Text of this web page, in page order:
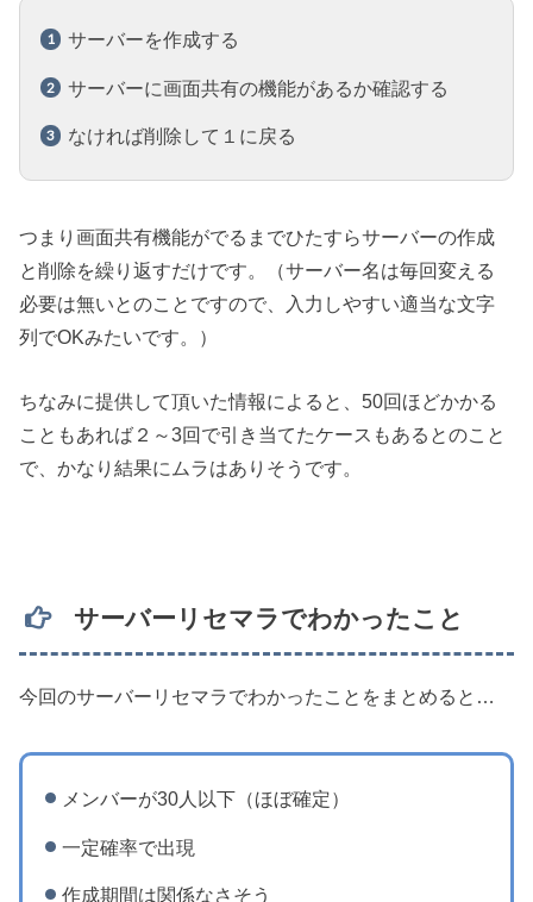
サーバーを作成する
サーバーに画面共有の機能があるか確認する
なければ削除して１に戻る
つまり画面共有機能がでるまでひたすらサーバーの作成
と削除を繰り返すだけです。（サーバー名は毎回変える
必要は無いとのことですので、入力しやすい適当な文字
列でOKみたいです。）
ちなみに提供して頂いた情報によると、50回ほどかかる
こともあれば２～3回で引き当てたケースもあるとのこと
で、かなり結果にムラはありそうです。
サーバーリセマラでわかったこと
今回のサーバーリセマラでわかったことをまとめると…
メンバーが30人以下（ほぼ確定）
一定確率で出現
作成期間は関係なさそう